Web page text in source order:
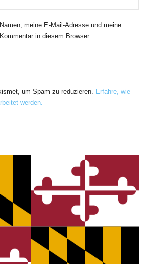
meine E-Mail-Adresse und meine
in diesem Browser.
um Spam zu reduzieren. Erfahre, wie
werden.